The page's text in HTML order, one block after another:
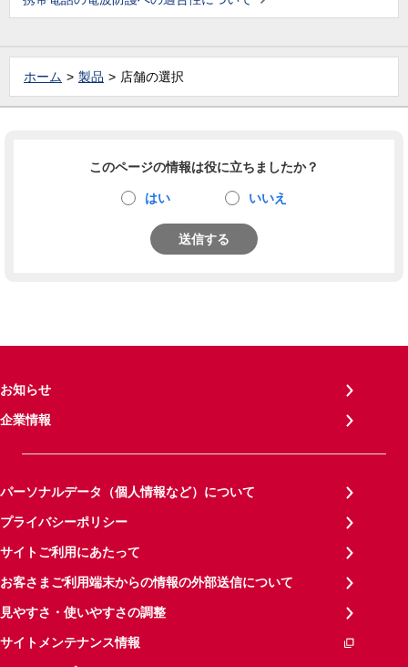
ホーム 製品 店舗の選択
このページの情報は役に立ちましたか？
はい いいえ
送信する
お知らせ
企業情報
パーソナルデータ（個人情報など）について
プライバシーポリシー
サイトご利用にあたって
お客さまご利用端末からの情報の外部送信について
見やすさ・使いやすさの調整
サイトメンテナンス情報